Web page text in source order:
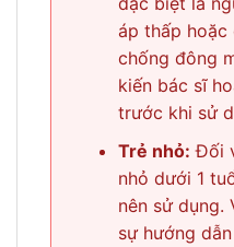
áp thấp hoặc
chống đông
kiến bác sĩ
trước khi sử
Trẻ nhỏ: Đối
nhỏ dưới 1
nên sử dụng.
sự hướng